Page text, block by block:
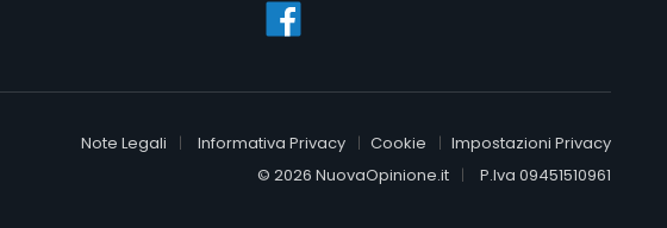
Note Legali Informativa Privacy Cookie
Impostazioni Privacy
© 2026 NuovaOpinione.it
P.Iva 09451510961